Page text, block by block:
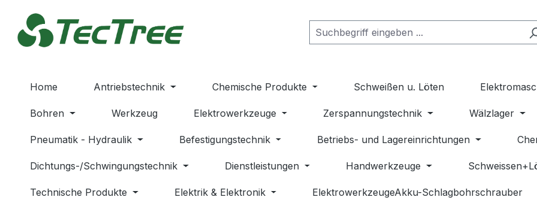
Hauptinhalt springen
Zur Suche springen
Zur Hauptnavigation springen
Home Antriebstechnik Chemische Produkte Schweißen u. Löten
Bohren Werkzeug Elektrowerkzeuge Zerspannungstechnik Wälzlager
Pneumatik - Hydraulik Befestigungstechnik Betriebs- und Lagereinrichtungen
Dichtungs-/Schwingungstechnik Dienstleistungen Handwerkzeuge
Technische Produkte Elektrik & Elektronik ElektrowerkzeugeAkku-Schlagbohrschrauber